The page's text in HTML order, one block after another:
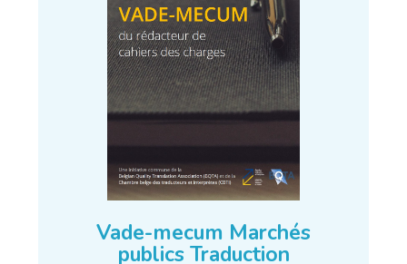
Vade-mecum Marchés
publics Traduction